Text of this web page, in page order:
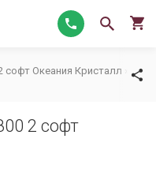
Океания Кристалл »
2 софт